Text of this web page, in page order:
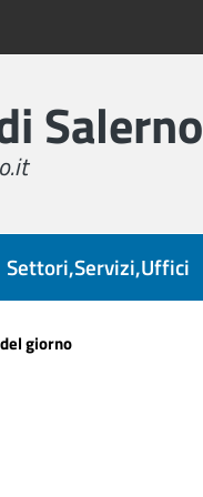
Salerno
Settori,Servizi,Uffici
giorno